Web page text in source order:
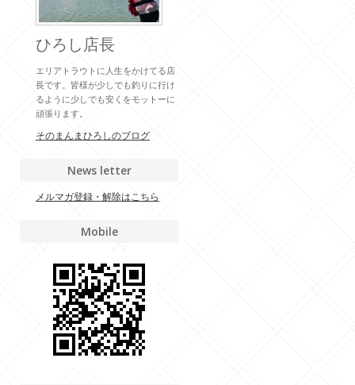
ひろし店長
エリアトラウトに人生をかけてる店
長です。皆様が少しでも釣りに行け
るように少しでも安くをモットーに
頑張ります。
そのまんまひろしのブログ
News letter
メルマガ登録・解除はこちら
Mobile